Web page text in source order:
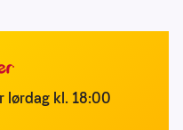
lørdag kl. 18:00